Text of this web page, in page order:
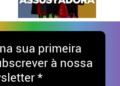
sua primeira
à nossa
*